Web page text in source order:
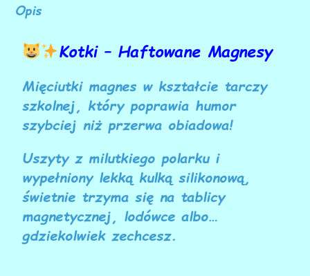
Opis
Kotki – Haftowane Magnesy
Mięciutki magnes w kształcie tarczy
szkolnej, który poprawia humor
szybciej niż przerwa obiadowa!
Uszyty z milutkiego polarku i
wypełniony lekką kulką silikonową,
świetnie trzyma się na tablicy
magnetycznej, lodówce albo…
gdziekolwiek zechcesz.